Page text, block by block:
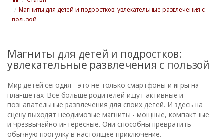
Магниты для детей и подростков: увлекательные развлечения с
пользой
Магниты для детей и подростков:
увлекательные развлечения с пользой
Мир детей сегодня - это не только смартфоны и игры на
планшетах. Все больше родителей ищут активные и
познавательные развлечения для своих детей. И здесь на
сцену выходят неодимовые магниты - мощные, компактные
и чрезвычайно интересные. Они способны превратить
обычную прогулку в настоящее приключение.